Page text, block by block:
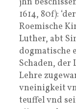
1614, 80f):
Roemische
Luther, abt
dogmatische
Schaden, der
Lehre
vneinigkeit
teuffel vnd